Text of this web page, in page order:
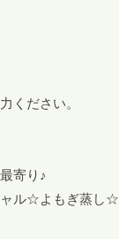
ください。
寄り♪
ャル☆よもぎ蒸し☆